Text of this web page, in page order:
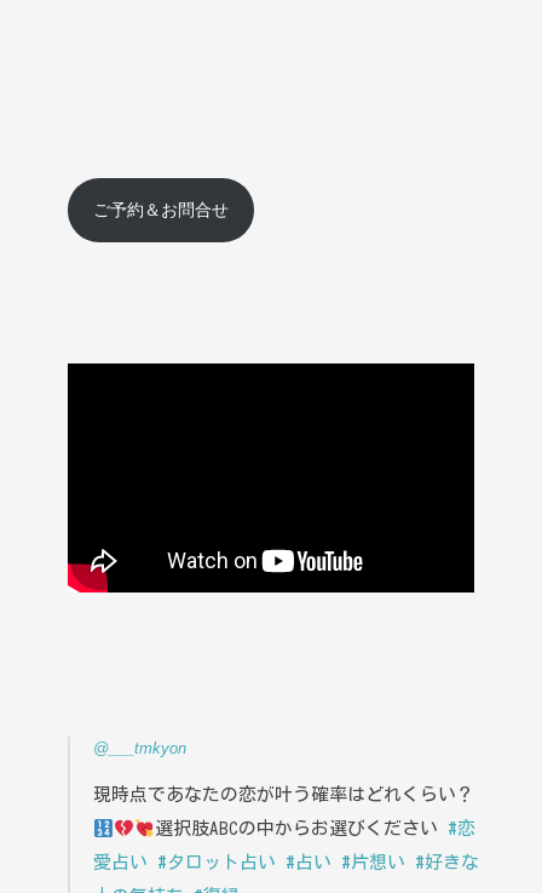
ご予約＆お問合せ
@___tmkyon
現時点であなたの恋が叶う確率はどれくらい？
選択肢ABCの中からお選びください #恋
愛占い
#タロット占い #占い #片想い
#好きな